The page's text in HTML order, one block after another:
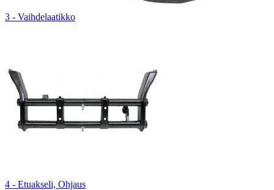
3 - Vaihdelaatikko
4 - Etuakseli, Ohjaus